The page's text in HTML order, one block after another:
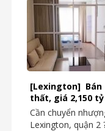
[Lexington]
thất, giá 2,150 tỷ
Cần chuyển
Lexington, quận 2